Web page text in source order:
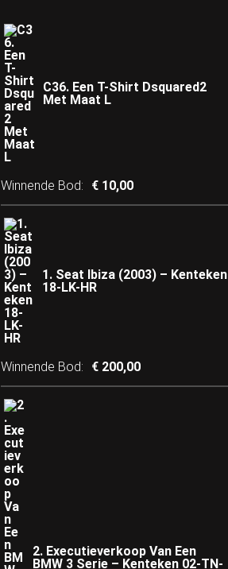
C36. Een T-Shirt Dsquared2
Met Maat L
Winnende Bod: € 10,00
1. Seat Ibiza (2003) – Kenteken
18-LK-HR
Winnende Bod: € 200,00
2. Executieverkoop Van Een
BMW 3 Serie – Kenteken 02-TN-